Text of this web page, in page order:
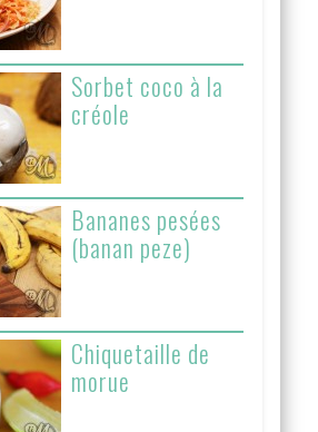
Sorbet coco à la
créole
Bananes pesées
(banan peze)
Chiquetaille de
morue